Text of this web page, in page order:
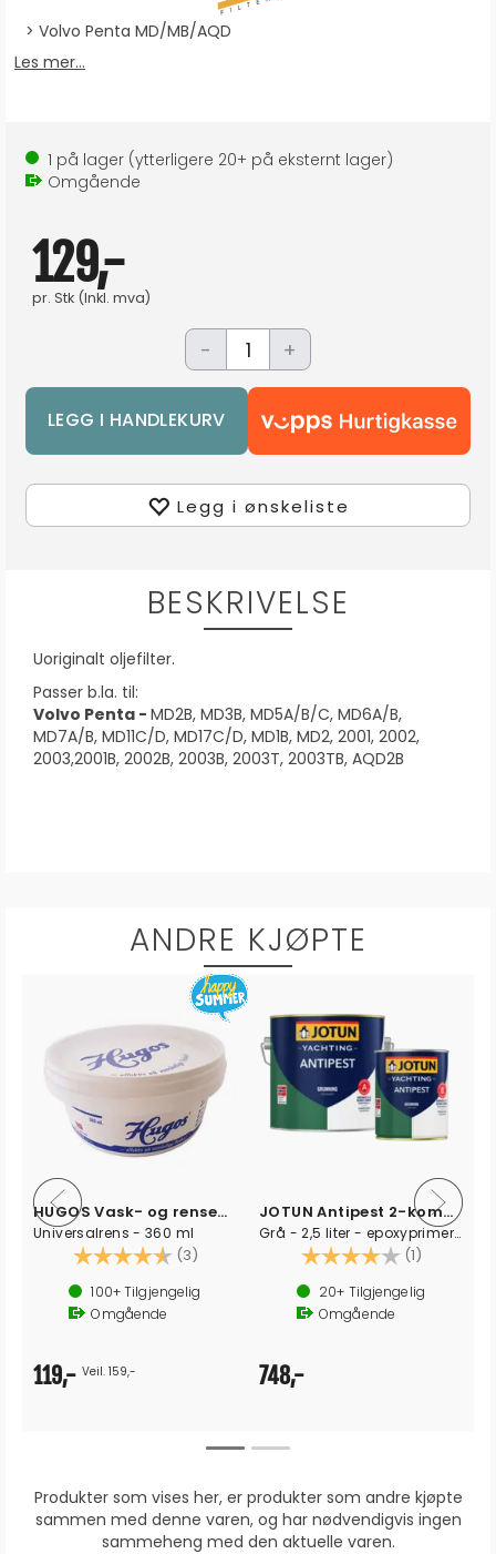
Volvo Penta MD/MB/AQD
Les mer...
1 på lager (ytterligere 20+ på eksternt lager)
Omgående
129,-
pr. Stk (Inkl. mva)
- +
Legg i ønskeliste
BESKRIVELSE
Uoriginalt oljefilter.
Passer b.la. til:
Volvo Penta - MD2B, MD3B, MD5A/B/C, MD6A/B,
MD7A/B, MD11C/D, MD17C/D, MD1B, MD2, 2001, 2002,
2003,2001B, 2002B, 2003B, 2003T, 2003TB, AQD2B
ANDRE KJØPTE
HUGOS Vask- og rensemiddel
Universalrens - 360 ml
Karakter: (3) 4.3 av 5 mulige
100+Tilgjengelig
Omgående
119,- Veil. 159,-
JOTUN Antipest 2-komponent Primer A+B
Grå - 2,5 liter - epoxyprimer komplett
Karakter: (1)
20+ Tilgjengelig
Omgående
748,-
Produkter som vises her, er produkter som andre kjøpte
sammen med denne varen, og har nødvendigvis ingen
sammeheng med den aktuelle varen.